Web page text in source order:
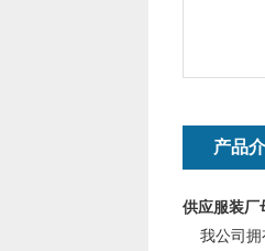
产品
供应服装厂
我公司拥